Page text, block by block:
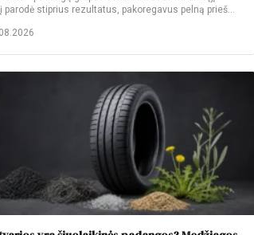
parodė stiprius rezultatus, pakoregavus pelną prieš